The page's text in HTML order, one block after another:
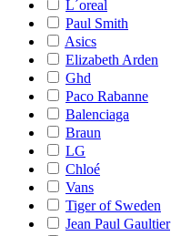
L´oreal
Paul Smith
Asics
Elizabeth Arden
Ghd
Paco Rabanne
Balenciaga
Braun
LG
Chloé
Vans
Tiger of Sweden
Jean Paul Gaultier